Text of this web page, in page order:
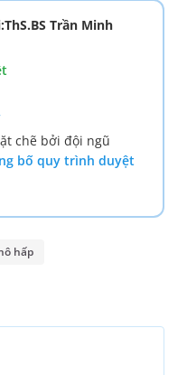
Trần Minh
chẽ bởi đội ngũ
bố quy trình duyệt
hấp